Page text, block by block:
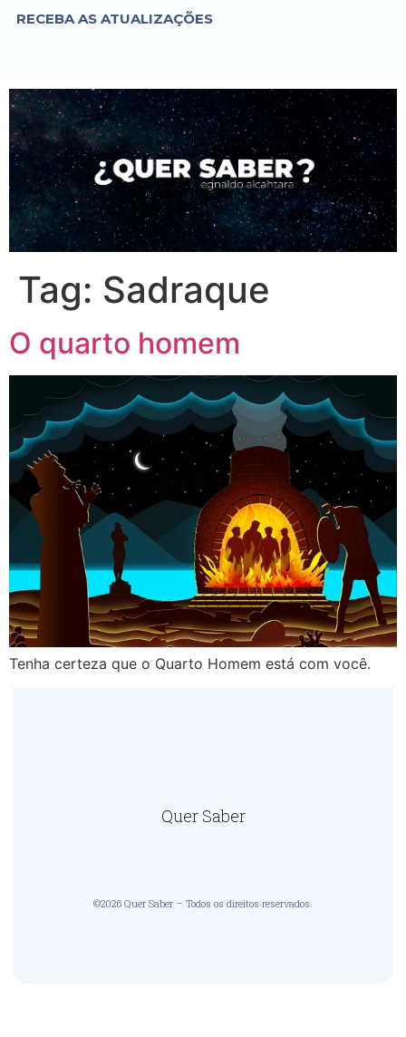
RECEBA AS ATUALIZAÇÕES
Tag: Sadraque
O quarto homem
Tenha certeza que o Quarto Homem está com você.
Quer Saber
©2026 Quer Saber – Todos os direitos reservados.